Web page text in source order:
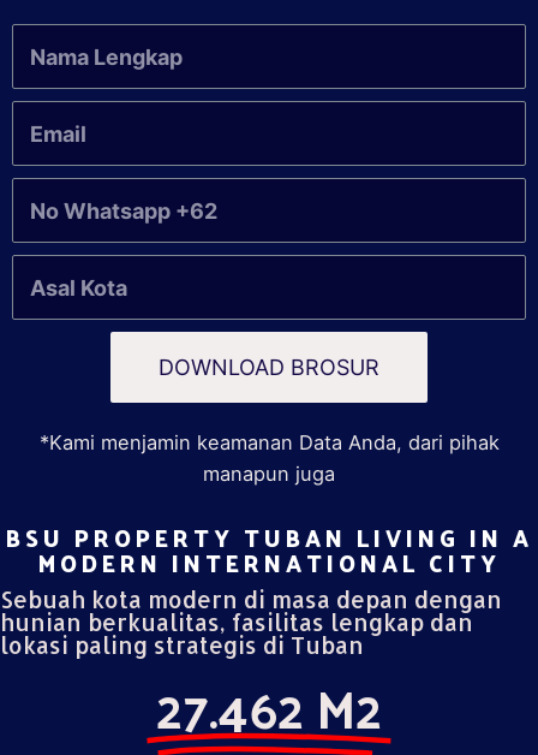
DOWNLOAD BROSUR
*Kami menjamin keamanan Data Anda, dari pihak
manapun juga
BSU PROPERTY TUBAN LIVING IN A
MODERN INTERNATIONAL CITY​
Sebuah kota modern di masa depan dengan
hunian berkualitas, fasilitas lengkap dan
lokasi paling strategis di Tuban
27.462 M2